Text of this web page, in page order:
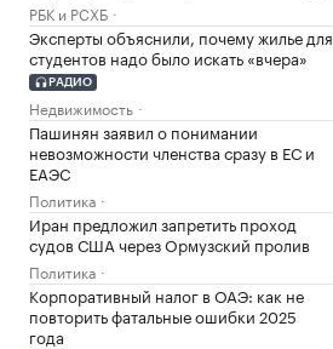
РБК и РСХБ
Эксперты объяснили, почему жилье для
студентов надо было искать «вчера»
РАДИО
Недвижимость
Пашинян заявил о понимании
невозможности членства сразу в ЕС и
ЕАЭС
Политика
Иран предложил запретить проход
судов США через Ормузский пролив
Политика
Корпоративный налог в ОАЭ: как не
повторить фатальные ошибки 2025
года